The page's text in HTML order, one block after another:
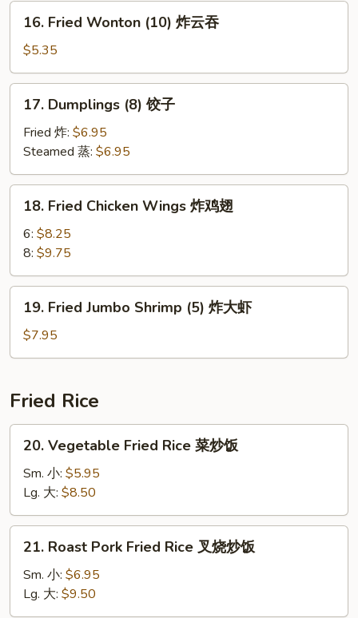
Spare
Ribs
骨
Fried
Wonton
(10)
炸
16. Fried Wonton (10) 炸云吞
$5.35
Dumplings
(8)
子
17. Dumplings (8) 饺子
Fried 炸: $6.95
Steamed 蒸: $6.95
Fried
Chicken
Wings
炸
鸡
18. Fried Chicken Wings 炸鸡翅
6: $8.25
8: $9.75
Fried
Jumbo
Shrimp
炸
大
虾
19. Fried Jumbo Shrimp (5) 炸大虾
$7.95
Fried Rice
Vegetable
Fried
Rice
菜
炒
20. Vegetable Fried Rice 菜炒饭
Sm. 小: $5.95
Lg. 大: $8.50
Roast
Pork
Fried
Rice
21. Roast Pork Fried Rice 叉烧炒饭
Sm. 小: $6.95
Lg. 大: $9.50